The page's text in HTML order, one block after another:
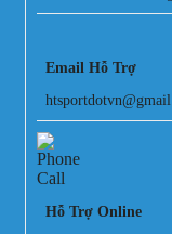
Email Hỗ Trợ
Hỗ Trợ Online